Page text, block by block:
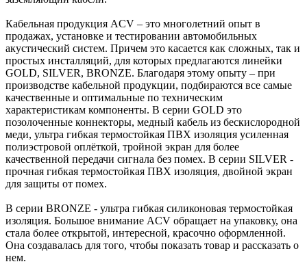
Кабельная продукция ACV – это многолетний опыт в
продажах, установке и тестировании автомобильных
акустический систем. Причем это касается как сложных, так и
простых инсталляций, для которых предлагаются линейки
GOLD, SILVER, BRONZE. Благодаря этому опыту – при
производстве кабельной продукции, подбираются все самые
качественные и оптимальные по техническим
характеристикам компоненты. В серии GOLD это
позолоченные коннекторы, медный кабель из бескислородной
меди, ультра гибкая термостойкая ПВХ изоляция усиленная
полиэстровой оплёткой, тройной экран для более
качественной передачи сигнала без помех. В серии SILVER -
прочная гибкая термостойкая ПВХ изоляция, двойной экран
для защиты от помех.
В серии BRONZE - ультра гибкая силиконовая термостойкая
изоляция. Большое внимание ACV обращает на упаковку, она
стала более открытой, интересной, красочно оформленной.
Она создавалась для того, чтобы показать товар и рассказать о
нем.